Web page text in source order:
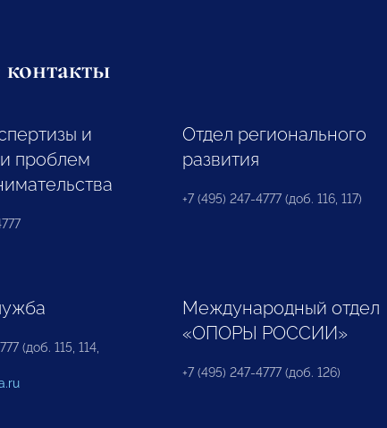
и
проблем
Отдел регионального
развития
+7 (495) 247-4777 (доб. 116, 117)
(доб. 115, 114,
Международный отдел
«ОПОРЫ РОССИИ»
+7 (495) 247-4777 (доб. 126)